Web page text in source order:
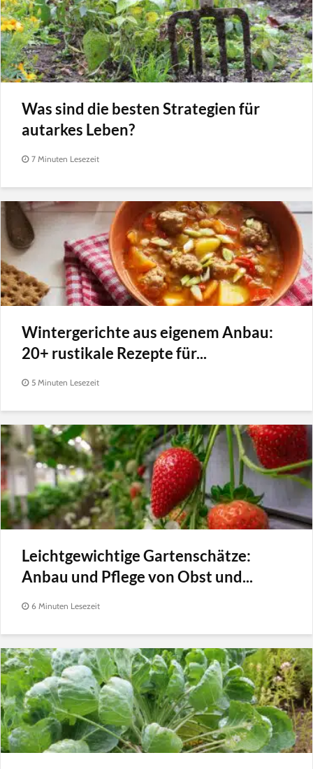
Was sind die besten Strategien für
autarkes Leben?
7 Minuten Lesezeit
Wintergerichte aus eigenem Anbau:
20+ rustikale Rezepte für...
5 Minuten Lesezeit
Leichtgewichtige Gartenschätze:
Anbau und Pflege von Obst und...
6 Minuten Lesezeit